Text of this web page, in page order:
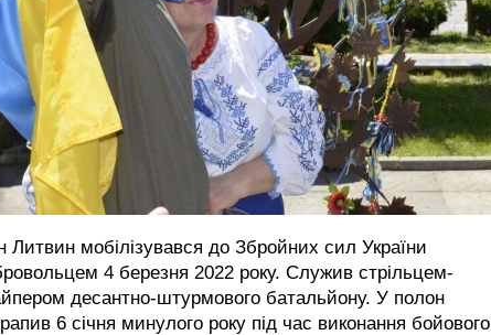
Литвин мобілізувався до Збройних сил України
4 березня 2022 року. Служив стрільцем-
десантно-штурмового батальйону. У полон
6 січня минулого року під час виконання бойового